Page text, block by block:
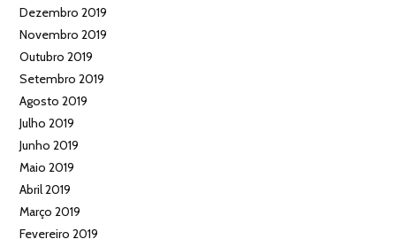
Dezembro 2019
Novembro 2019
Outubro 2019
Setembro 2019
Agosto 2019
Julho 2019
Junho 2019
Maio 2019
Abril 2019
Março 2019
Fevereiro 2019